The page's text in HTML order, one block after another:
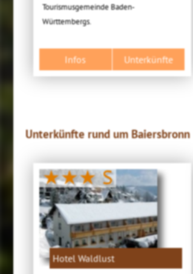
Tourismusgemeinde Baden-
Württembergs.
Infos Unterkünfte
Unterkünfte rund um Baiersbronn
★★★ S
Hotel Waldlust